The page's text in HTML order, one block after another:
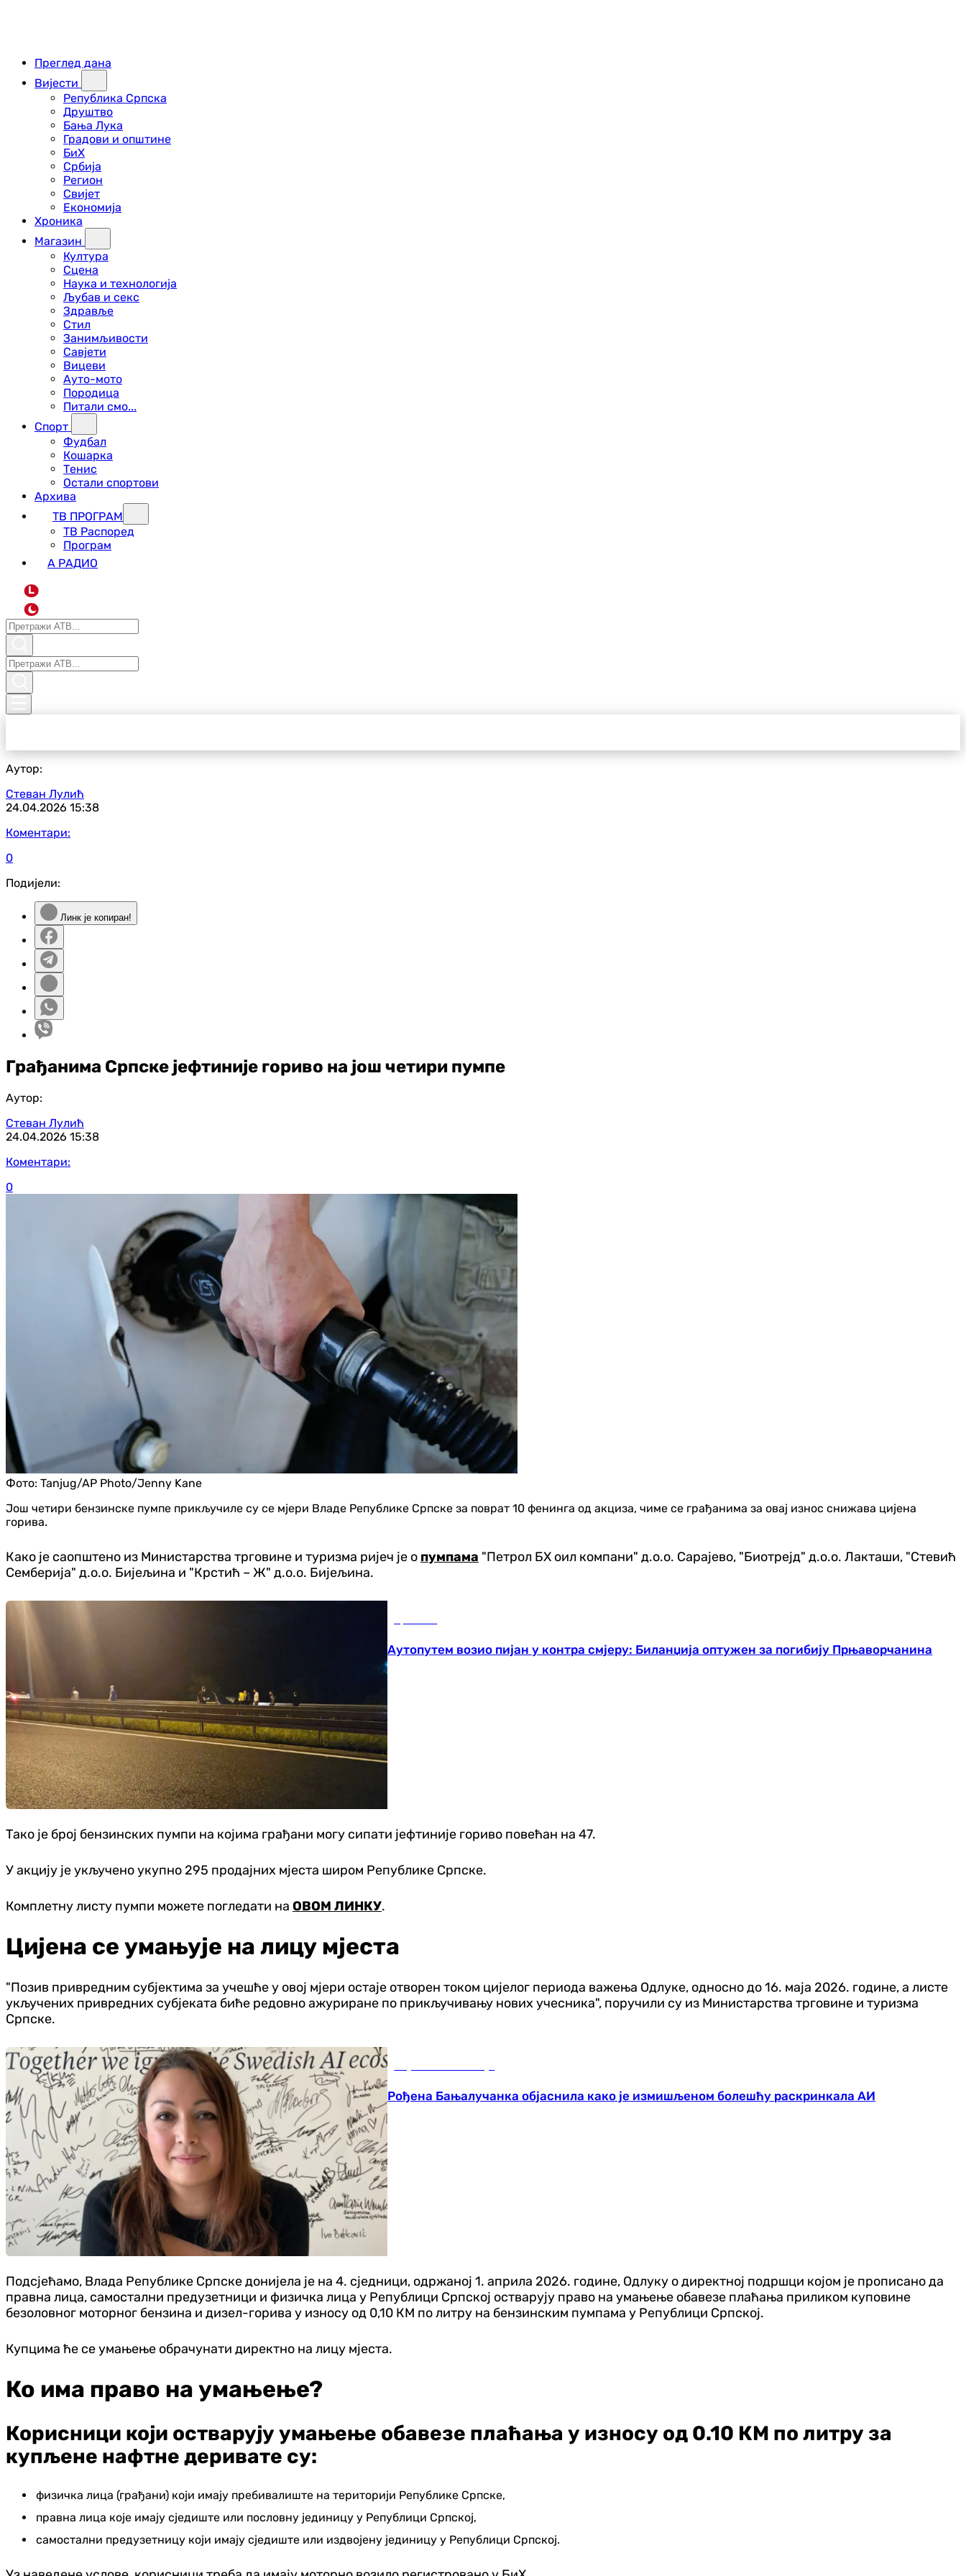
Преглед дана
Вијести
Република Српска
Друштво
Бања Лука
Градови и општине
БиХ
Србија
Регион
Свијет
Економија
Хроника
Магазин
Култура
Сцена
Наука и технологија
Љубав и секс
Здравље
Стил
Занимљивости
Савјети
Вицеви
Ауто-мото
Породица
Питали смо...
Спорт
Фудбал
Кошарка
Тенис
Остали спортови
Архива
ТВ ПРОГРАМ
ТВ Распоред
Програм
А РАДИО
L
Аутор:
Стеван Лулић
24.04.2026 15:38
Коментари:
0
Подијели:
Линк је копиран!
Грађанима Српске јефтиније гориво на још четири пумпе
Аутор:
Стеван Лулић
24.04.2026 15:38
Коментари:
0
Фото: Tanjug/AP Photo/Jenny Kane
Још четири бензинске пумпе прикључиле су се мјери Владе Републике Српске за поврат 10 фенинга од акциза, чиме се грађанима за овај износ снижава цијена
горива.
Како је саопштено из Министарства трговине и туризма ријеч је о пумпама "Петрол БХ оил компани" д.о.о. Сарајево, "Биотрејд" д.о.о. Лакташи, "Стевић
Семберија" д.о.о. Бијељина и "Крстић – Ж" д.о.о. Бијељина.
Аутопутем возио пијан у контра смјеру: Биланџија оптужен за погибију Прњаворчанина
Тако је број бензинских пумпи на којима грађани могу сипати јефтиније гориво повећан на 47.
У акцију је укључено укупно 295 продајних мјеста широм Републике Српске.
Комплетну листу пумпи можете погледати на ОВОМ ЛИНКУ.
Цијена се умањује на лицу мјеста
"Позив привредним субјектима за учешће у овој мјери остаје отворен током цијелог периода важења Одлуке, односно до 16. маја 2026. године, а листе
укључених привредних субјеката биће редовно ажуриране по прикључивању нових учесника", поручили су из Министарства трговине и туризма
Српске.
Рођена Бањалучанка објаснила како је измишљеном болешћу раскринкала АИ
Подсјећамо, Влада Републике Српске донијела је на 4. сједници, одржаној 1. априла 2026. године, Одлуку о директној подршци којом је прописано да
правна лица, самостални предузетници и физичка лица у Републици Српској остварују право на умањење обавезе плаћања приликом куповине
безоловног моторног бензина и дизел-горива у износу од 0,10 КМ по литру на бензинским пумпама у Републици Српској.
Купцима ће се умањење обрачунати директно на лицу мјеста.
Ко има право на умањење?
Корисници који остварују умањење обавезе плаћања у износу од 0.10 КМ по литру за
купљене нафтне деривате су:
физичка лица (грађани) који имају пребивалиште на територији Републике Српске,
правна лица које имају сједиште или пословну јединицу у Републици Српској,
самостални предузетницу који имају сједиште или издвојену јединицу у Републици Српској.